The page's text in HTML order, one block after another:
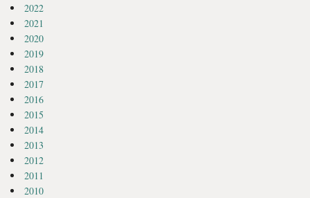
2022
2021
2020
2019
2018
2017
2016
2015
2014
2013
2012
2011
2010